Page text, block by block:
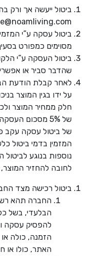
ביטול ייעשה אך ורק
ביטול עסקה ע”י
מסוימים כמפורט בסעיף קטן 14ג(ד) לחוק
ביטול העסקה ע”י
שהדבר סביר או
לאחר קבלת הודעת
על ידו בגין המוצר
חלק ממחיר המוצר
של ביטול עסקה עקב
המזמין בדמי ביטול
נוספות בנוגע
לחובה להחזיר המוצר,
ביטול רכישה מצד
החברה תהא
הבלעדי, בשל
להפסיק עסקה
הזמנה, כולה
האתר, כולו או